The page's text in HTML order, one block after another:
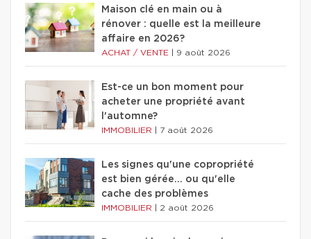
Maison clé en main ou à
rénover : quelle est la meilleure
affaire en 2026?
ACHAT / VENTE 9 août 2026
Est-ce un bon moment pour
acheter une propriété avant
l'automne?
IMMOBILIER 7 août 2026
Les signes qu'une copropriété
est bien gérée… ou qu'elle
cache des problèmes
IMMOBILIER 2 août 2026